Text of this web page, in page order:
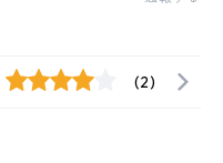
(2)